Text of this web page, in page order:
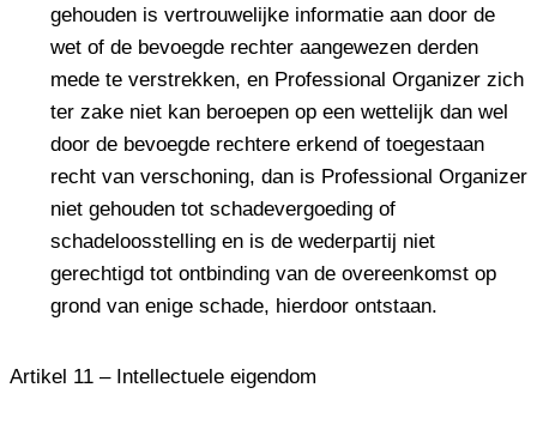
gehouden is vertrouwelijke informatie aan door de
wet of de bevoegde rechter aangewezen derden
mede te verstrekken, en Professional Organizer zich
ter zake niet kan beroepen op een wettelijk dan wel
door de bevoegde rechtere erkend of toegestaan
recht van verschoning, dan is Professional Organizer
niet gehouden tot schadevergoeding of
schadeloosstelling en is de wederpartij niet
gerechtigd tot ontbinding van de overeenkomst op
grond van enige schade, hierdoor ontstaan.
Artikel 11 – Intellectuele eigendom